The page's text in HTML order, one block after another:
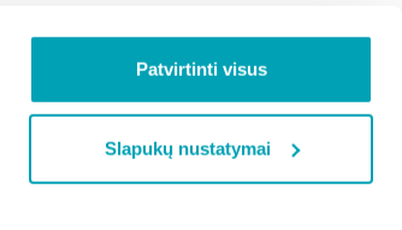
Patvirtinti visus
Slapukų nustatymai